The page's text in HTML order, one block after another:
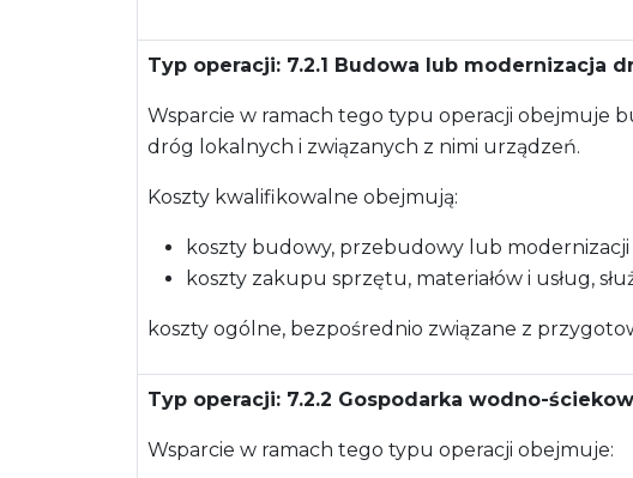
Typ operacji: 7.2.1 Budowa lub modernizacja
Wsparcie w ramach tego typu operacji obejmuje
dróg lokalnych i związanych z nimi urządzeń.
Koszty kwalifikowalne obejmują:
koszty budowy, przebudowy lub
koszty zakupu sprzętu, materiałów i usług,
koszty ogólne, bezpośrednio związane z
Typ operacji: 7.2.2 Gospodarka wodno-
Wsparcie w ramach tego typu operacji obejmuje: